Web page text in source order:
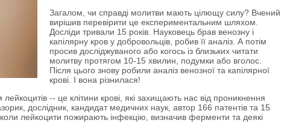
Загалом, чи справді молитви мають цілющу силу? Вчений
вирішив перевірити це експериментальним шляхом.
Досліди тривали 15 років. Науковець брав венозну і
капілярну кров у добровольців, робив її аналіз. А потім
просив досліджуваного або когось із близьких читати
молитву протягом 10-15 хвилин, подумки або вголос.
Після цього знову робили аналіз венозної та капілярної
крові. І вона різнилася!
-- це клітини крові, які захищають нас від проникнення
дослідник, кандидат медичних наук, автор 166 патентів та 15
лейкоцити пожирають інфекцію, визначив ферменти та деякі